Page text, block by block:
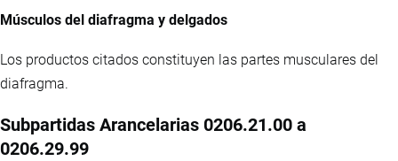
Músculos del diafragma y delgados
Los productos citados constituyen las partes musculares del
diafragma.
Subpartidas Arancelarias 0206.21.00 a
0206.29.99